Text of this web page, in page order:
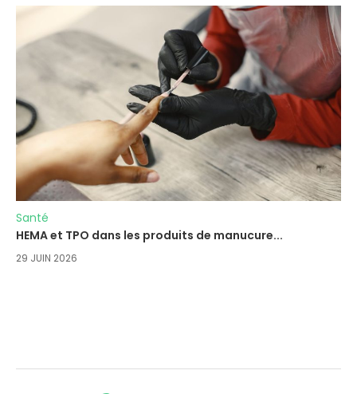
Santé
HEMA et TPO dans les produits de manucure...
29 JUIN 2026